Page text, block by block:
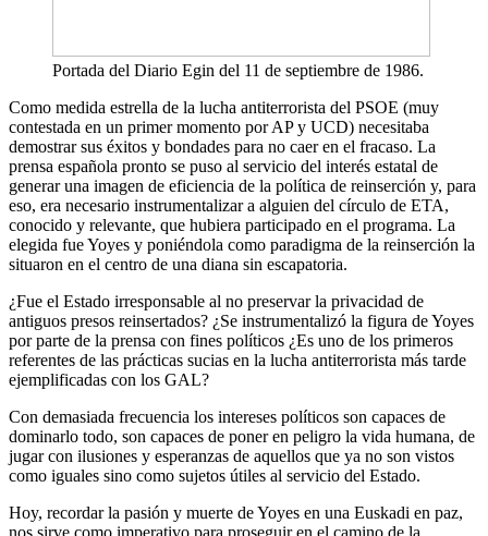
Portada del Diario Egin del 11 de septiembre de 1986.
Como medida estrella de la lucha antiterrorista del PSOE (muy
contestada en un primer momento por AP y UCD) necesitaba
demostrar sus éxitos y bondades para no caer en el fracaso. La
prensa española pronto se puso al servicio del interés estatal de
generar una imagen de eficiencia de la política de reinserción y, para
eso, era necesario instrumentalizar a alguien del círculo de ETA,
conocido y relevante, que hubiera participado en el programa. La
elegida fue Yoyes y poniéndola como paradigma de la reinserción la
situaron en el centro de una diana sin escapatoria.
¿Fue el Estado irresponsable al no preservar la privacidad de
antiguos presos reinsertados? ¿Se instrumentalizó la figura de Yoyes
por parte de la prensa con fines políticos ¿Es uno de los primeros
referentes de las prácticas sucias en la lucha antiterrorista más tarde
ejemplificadas con los GAL?
Con demasiada frecuencia los intereses políticos son capaces de
dominarlo todo, son capaces de poner en peligro la vida humana, de
jugar con ilusiones y esperanzas de aquellos que ya no son vistos
como iguales sino como sujetos útiles al servicio del Estado.
Hoy, recordar la pasión y muerte de Yoyes en una Euskadi en paz,
nos sirve como imperativo para proseguir en el camino de la